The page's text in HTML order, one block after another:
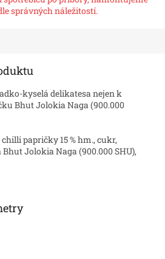
správných náležitostí.
kyselá delikatesa nejen k
Bhut Jolokia Naga (900.000
papričky 15 % hm., cukr,
Jolokia Naga (900.000 SHU),